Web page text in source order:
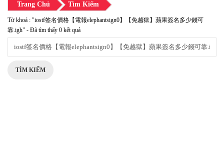
Trang Chủ Tìm Kiếm
Từ khoá : "iostf签名價格【電報elephantsign0】【免越獄】蘋果簽名多少錢可
靠.igh" - Đã tìm thấy 0 kết quả
TÌM KIẾM